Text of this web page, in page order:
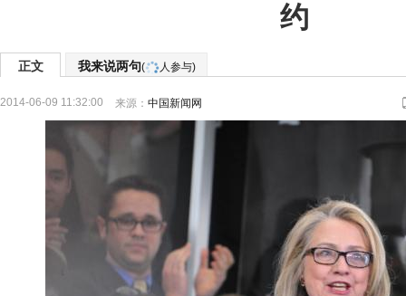
约
正文 我来说两句( 人参与)
2014-06-09 11:32:00 来源： 中国新闻网